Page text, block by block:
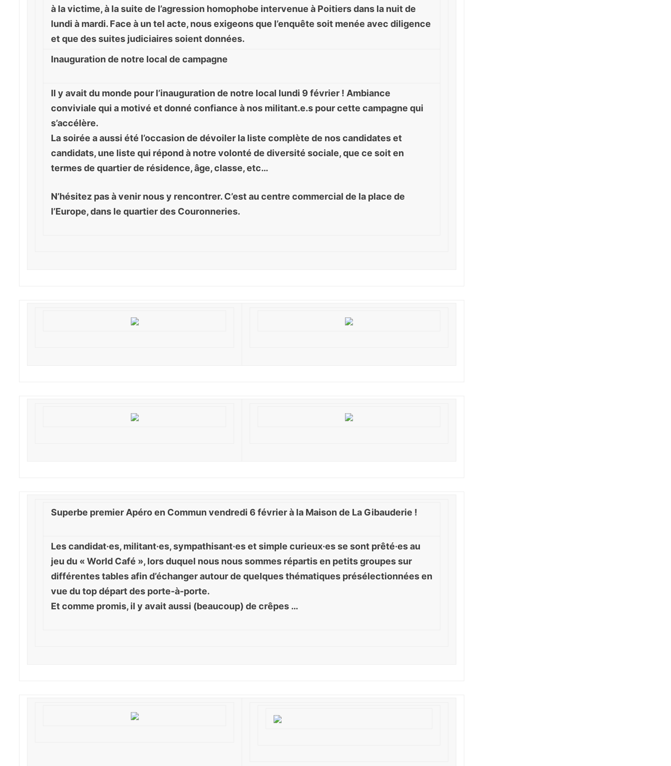
à la victime, à la suite de l’agression homophobe intervenue à Poitiers dans la nuit de
lundi à mardi. Face à un tel acte, nous exigeons que l’enquête soit menée avec diligence
et que des suites judiciaires soient données.
Inauguration de notre local de campagne
Il y avait du monde pour l’inauguration de notre local lundi 9 février ! Ambiance
conviviale qui a motivé et donné confiance à nos militant.e.s pour cette campagne qui
s’accélère.
La soirée a aussi été l’occasion de dévoiler la liste complète de nos candidates et
candidats, une liste qui répond à notre volonté de diversité sociale, que ce soit en
termes de quartier de résidence, âge, classe, etc…
N’hésitez pas à venir nous y rencontrer. C’est au centre commercial de la place de
l’Europe, dans le quartier des Couronneries.
Superbe premier Apéro en Commun vendredi 6 février à la Maison de La Gibauderie !
Les candidat·es, militant·es, sympathisant·es et simple curieux·es se sont prêté·es au
jeu du « World Café », lors duquel nous nous sommes répartis en petits groupes sur
différentes tables afin d’échanger autour de quelques thématiques présélectionnées en
vue du top départ des porte-à-porte.
Et comme promis, il y avait aussi (beaucoup) de crêpes …